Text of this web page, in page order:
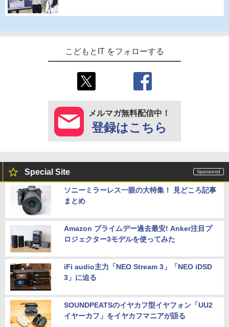
こどもとIT をフォローする
メルマガ無料配信中！
登録はこちら
Special Site
ソニーミラーレス一眼の大特集！ 見どころ記事
まとめ
Amazon プライムデー過去最安! Anker注目プ
ロジェクター3モデルを使ってみた
iFi audio主力「NEO Stream 3」「NEO iDSD
3」に迫る
SOUNDPEATSのイヤカフ型イヤフォン「UU2
イヤーカフ」をイヤカフマニアが語る